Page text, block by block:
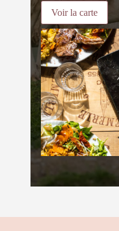
Voir la carte